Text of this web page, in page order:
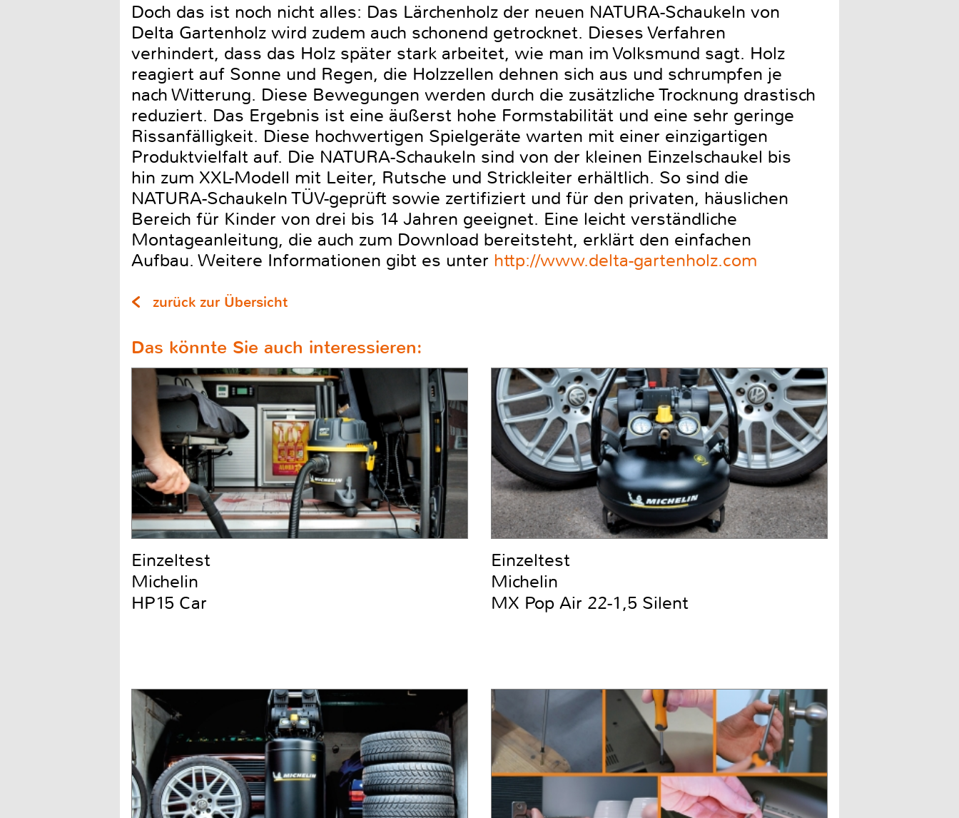
Doch das ist noch nicht alles: Das Lärchenholz der neuen NATURA-Schaukeln von
Delta Gartenholz wird zudem auch schonend getrocknet. Dieses Verfahren
verhindert, dass das Holz später stark arbeitet, wie man im Volksmund sagt. Holz
reagiert auf Sonne und Regen, die Holzzellen dehnen sich aus und schrumpfen je
nach Witterung. Diese Bewegungen werden durch die zusätzliche Trocknung drastisch
reduziert. Das Ergebnis ist eine äußerst hohe Formstabilität und eine sehr geringe
Rissanfälligkeit. Diese hochwertigen Spielgeräte warten mit einer einzigartigen
Produktvielfalt auf. Die NATURA-Schaukeln sind von der kleinen Einzelschaukel bis
hin zum XXL-Modell mit Leiter, Rutsche und Strickleiter erhältlich. So sind die
NATURA-Schaukeln TÜV-geprüft sowie zertifiziert und für den privaten, häuslichen
Bereich für Kinder von drei bis 14 Jahren geeignet. Eine leicht verständliche
Montageanleitung, die auch zum Download bereitsteht, erklärt den einfachen
Aufbau. Weitere Informationen gibt es unter http://www.delta-gartenholz.com
zurück zur Übersicht
Das könnte Sie auch interessieren:
Einzeltest
Michelin
HP15 Car
Einzeltest
Michelin
MX Pop Air 22-1,5 Silent